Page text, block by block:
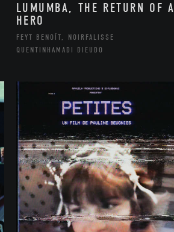
LUMUMBA, THE RETURN OF A
HERO
FEYT BENOÎT, NOIRFALISSE
QUENTINHAMADI DIEUDO